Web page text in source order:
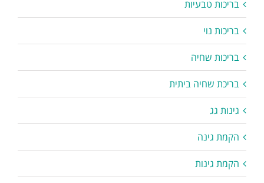
בריכות טבעיות
בריכות נוי
בריכות שחיה
בריכת שחיה ביתית
גינות גג
הקמת גינה
הקמת גינות